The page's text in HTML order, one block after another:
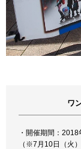
ワ
・開催期間：
（※7月10日（火